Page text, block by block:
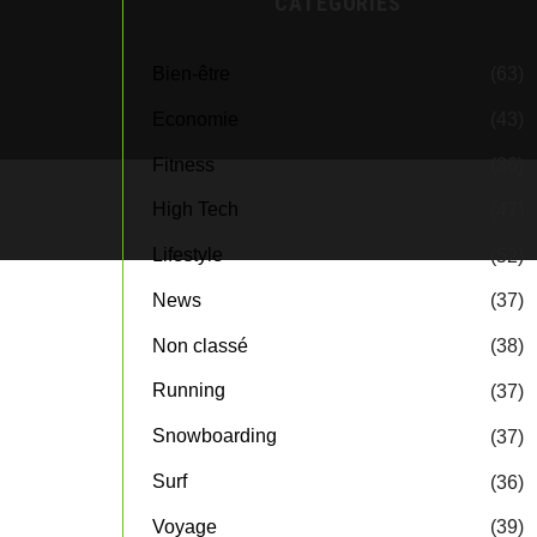
Fitness
High Tech
Lifestyle (52)
News (37)
Non classé (38)
Running (37)
Snowboarding (37)
Surf (36)
Voyage (39)